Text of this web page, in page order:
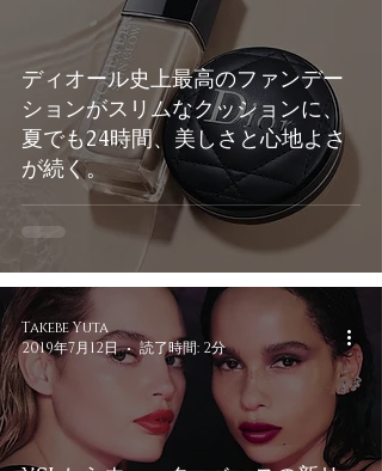
ディオール史上最高のファンデー
ションがスリムなクッションに、
夏でも24時間、美しさと心地よさ
が続く。
Takebe Yuta
2019年7月12日
読了時間: 2分